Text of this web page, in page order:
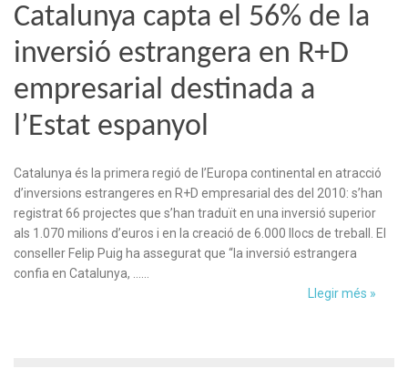
Catalunya capta el 56% de la
inversió estrangera en R+D
empresarial destinada a
l’Estat espanyol
Catalunya és la primera regió de l’Europa continental en atracció
d’inversions estrangeres en R+D empresarial des del 2010: s’han
registrat 66 projectes que s’han traduït en una inversió superior
als 1.070 milions d’euros i en la creació de 6.000 llocs de treball. El
conseller Felip Puig ha assegurat que “la inversió estrangera
confia en Catalunya, ……
Llegir més »